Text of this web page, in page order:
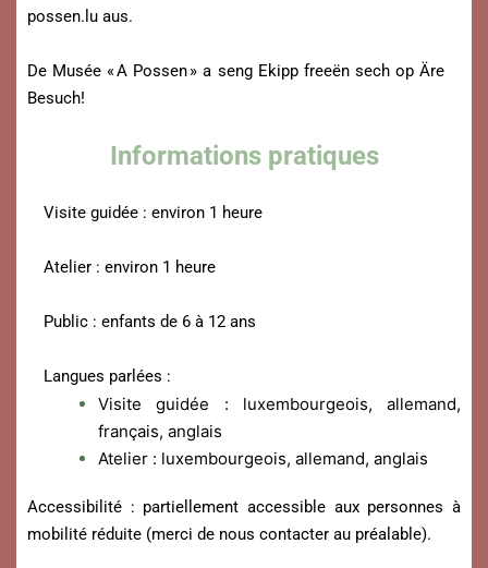
possen.lu aus.
De Musée « A Possen » a seng Ekipp freeën sech op Äre
Besuch!
Informations pratiques
Visite guidée : environ 1 heure
Atelier : environ 1 heure
Public : enfants de 6 à 12 ans
Langues parlées :
Visite guidée : luxembourgeois, allemand,
français, anglais
Atelier : luxembourgeois, allemand, anglais
Accessibilité : partiellement accessible aux personnes à
mobilité réduite (merci de nous contacter au préalable).